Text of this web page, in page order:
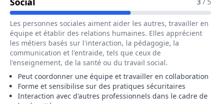
Les personnes sociales aiment aider les autres, travailler en
équipe et établir des relations humaines. Elles apprécient
les métiers basés sur l'interaction, la pédagogie, la
communication et l'entraide, tels que ceux de
l'enseignement, de la santé ou du travail social.
Peut coordonner une équipe et travailler en collaboration
Forme et sensibilise sur des pratiques sécuritaires
Interaction avec d'autres professionnels dans le cadre de